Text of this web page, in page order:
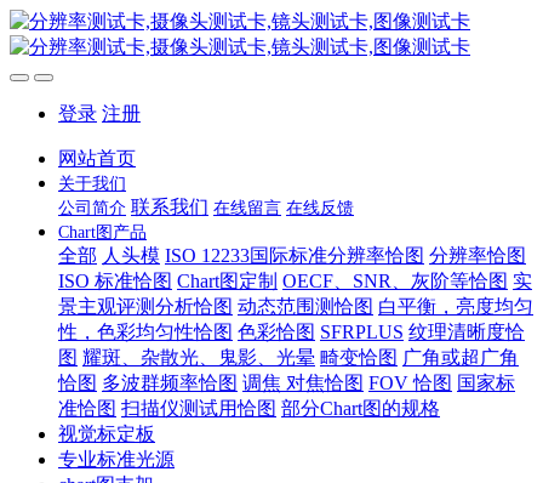
登录 注册
网站首页
关于我们
公司简介 联系我们 在线留言 在线反馈
Chart图产品
全部 人头模 ISO 12233国际标准分辨率恰图 分辨率恰图
ISO 标准恰图 Chart图定制 OECF、SNR、灰阶等恰图 实
景主观评测分析恰图 动态范围测恰图 白平衡，亮度均匀
性，色彩均匀性恰图 色彩恰图 SFRPLUS 纹理清晰度恰
图 耀斑、杂散光、鬼影、光晕 畸变恰图 广角或超广角
恰图 多波群频率恰图 调焦 对焦恰图 FOV 恰图 国家标
准恰图 扫描仪测试用恰图 部分Chart图的规格
视觉标定板
专业标准光源